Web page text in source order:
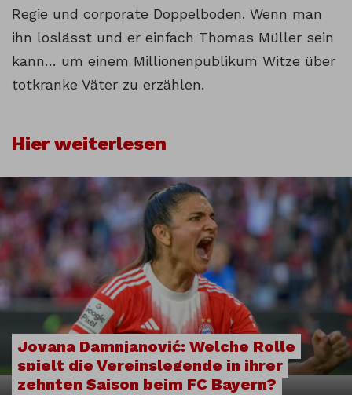
Regie und corporate Doppelboden. Wenn man
ihn loslässt und er einfach Thomas Müller sein
kann… um einem Millionenpublikum Witze über
totkranke Väter zu erzählen.
Hier weiterlesen
Jovana Damnjanović: Welche Rolle
spielt die Vereinslegende in ihrer
zehnten Saison beim FC Bayern?